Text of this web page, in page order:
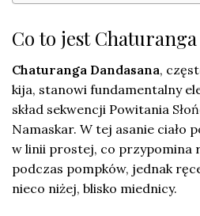
Co to jest
Chaturanga Dandasana,
kija, stanowi fundamentalny
skład sekwencji Powitania
Namaskar. W tej asanie ciało
w linii prostej, co przypomina
podczas pompków, jednak
nieco niżej, blisko miednicy.